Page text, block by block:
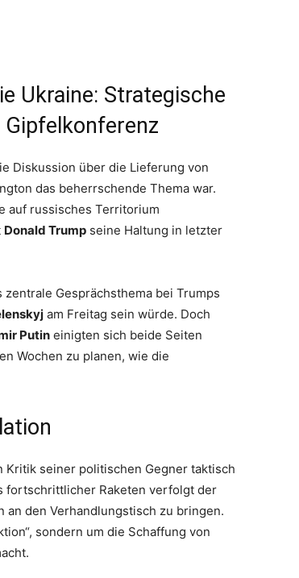
Ukraine: Strategische
Diskussion über die Lieferung von
das beherrschende Thema war.
auf russisches Territorium
Donald Trump seine Haltung in letzter
Gesprächsthema bei Trumps
am Freitag sein würde. Doch
Putin einigten sich beide Seiten
Wochen zu planen, wie die
seiner politischen Gegner taktisch
fortschrittlicher Raketen verfolgt der
den Verhandlungstisch zu bringen.
sondern um die Schaffung von